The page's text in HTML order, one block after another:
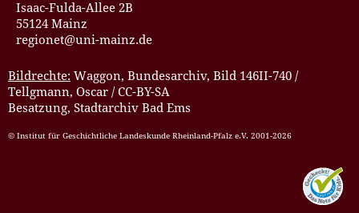
Isaac-Fulda-Allee 2B
55124 Mainz
regionet@uni-mainz.de
Bildrechte: Waggon, Bundesarchiv, Bild 146II-740 /
Tellgmann, Oscar / CC-BY-SA
Besatzung, Stadtarchiv Bad Ems
© Institut für Geschichtliche Landeskunde Rheinland-Pfalz e.V. 2001-2026